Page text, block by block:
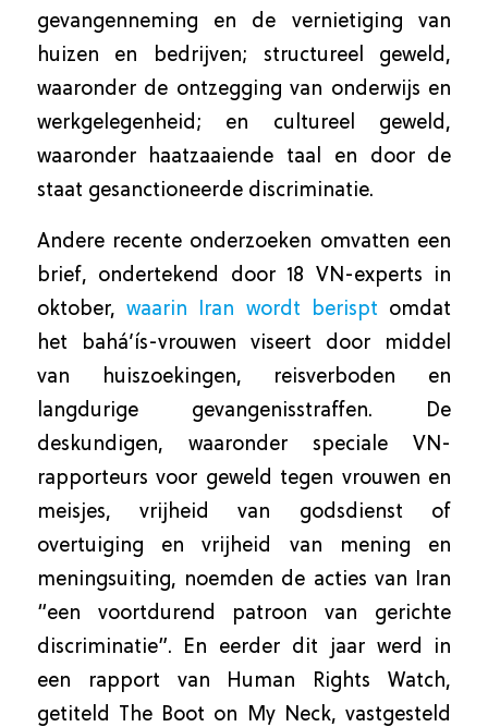
gevangenneming en de vernietiging van
huizen en bedrijven; structureel geweld,
waaronder de ontzegging van onderwijs en
werkgelegenheid; en cultureel geweld,
waaronder haatzaaiende taal en door de
staat gesanctioneerde discriminatie.
Andere recente onderzoeken omvatten een
brief, ondertekend door 18 VN-experts in
oktober, waarin Iran wordt berispt omdat
het bahá’ís-vrouwen viseert door middel
van huiszoekingen, reisverboden en
langdurige gevangenisstraffen. De
deskundigen, waaronder speciale VN-
rapporteurs voor geweld tegen vrouwen en
meisjes, vrijheid van godsdienst of
overtuiging en vrijheid van mening en
meningsuiting, noemden de acties van Iran
“een voortdurend patroon van gerichte
discriminatie”. En eerder dit jaar werd in
een rapport van Human Rights Watch,
getiteld The Boot on My Neck, vastgesteld